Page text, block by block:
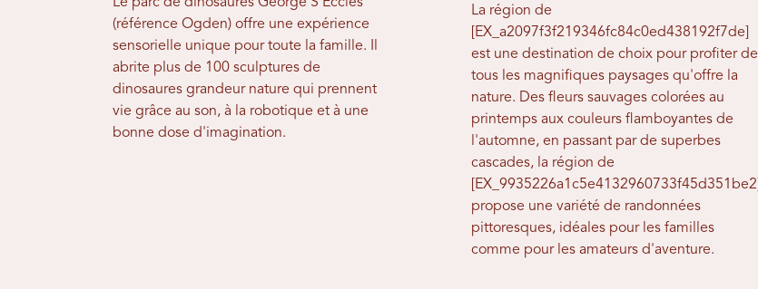
Le parc de dinosaures George S Eccles
(référence Ogden) offre une expérience
sensorielle unique pour toute la famille. Il
abrite plus de 100 sculptures de
dinosaures grandeur nature qui prennent
vie grâce au son, à la robotique et à une
bonne dose d'imagination.
La région de
[EX_a2097f3f219346fc84c0ed438192f7de]
est une destination de choix pour profiter de
tous les magnifiques paysages qu'offre la
nature. Des fleurs sauvages colorées au
printemps aux couleurs flamboyantes de
l'automne, en passant par de superbes
cascades, la région de
[EX_9935226a1c5e4132960733f45d351be2]
propose une variété de randonnées
pittoresques, idéales pour les familles
comme pour les amateurs d'aventure.